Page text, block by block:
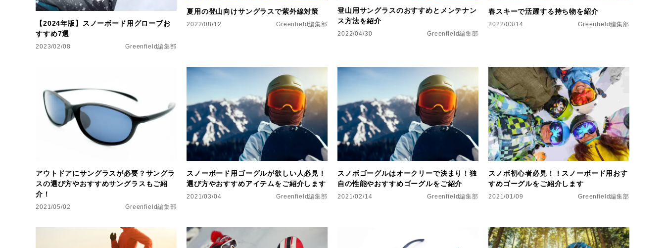
【2024年版】スノーボード用グローブお
すすめ7選
2023/02/08 Greenfield編集部
夏用の登山向けサングラスで紫外線対策
2022/08/12 Greenfield編集部
登山用サングラスのおすすめとメンテナン
ス方法を紹介
2022/04/30 Greenfield編集部
春スキーで活躍する持ち物を紹介
2022/03/14 Greenfield編集部
アウトドアにサングラスが必要？サングラ
スの選び方やおすすめサングラスもご紹
介！
2021/05/02 Greenfield編集部
スノーボード用ゴーグルが欲しい人必見！
選び方やおすすめアイテムをご紹介します
2021/03/04 Greenfield編集部
スノボゴーグルはオークリーで決まり！独
自の性能やおすすめゴーグルをご紹介
2021/02/14 Greenfield編集部
スノボ初心者必見！！スノーボード用おす
すめゴーグルをご紹介します
2021/01/09 Greenfield編集部